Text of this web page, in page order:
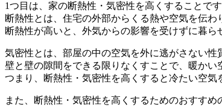
1つ目は、家の断熱性・気密性を高くすることです
断熱性とは、住宅の外部からくる熱や空気を伝わ
断熱性が高いと、外気からの影響を受けずに暮ら
気密性とは、部屋の中の空気を外に逃がさない性
壁と壁の隙間をできる限りなくすことで、暖かい
つまり、断熱性・気密性を高くすると冷たい空気
また、断熱性・気密性を高くするためのおすすめ